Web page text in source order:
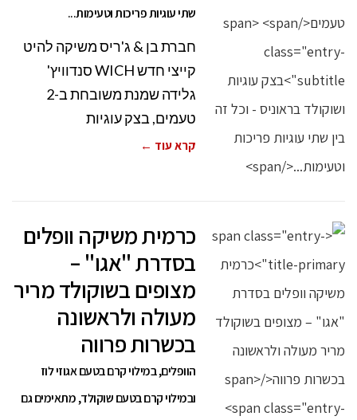
שתי עוגיות פריכות וטעימות...
חברת בן & ג'ריס משיקה להיט
קייצי חדש WICH סנדוויץ'
גלידה שמנת משובחת ב-2
טעמים, בצק עוגיות
קרא עוד ←
כרמית משיקה וופלים
בסדרת "אגו" –
מצופים בשוקולד מריר
מעולה ולראשונה
בכשרות פרווה
הוופלים, במילוי קרם בטעם אגוזי לוז
ובמילוי קרם בטעם שוקולד, מתאימים גם